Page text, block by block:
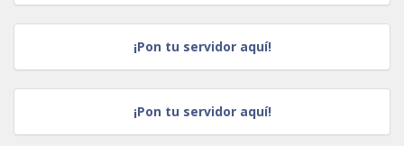
¡Pon tu servidor aquí!
¡Pon tu servidor aquí!